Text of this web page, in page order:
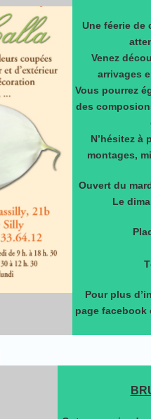
Une féerie de
Venez
arrivages
Vous pourrez
des
N’hésitez à
montages,
Ouvert du
Le
Pour plus
page